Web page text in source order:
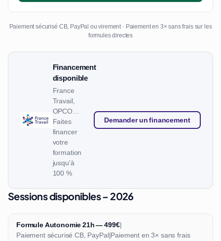
Paiement sécurisé CB, PayPal ou virement · Paiement en 3× sans frais sur les
formules directes
Financement
disponible
France
Travail,
OPCO…
Faites
financer
votre
formation
jusqu'à
100 %
Demander un financement
Sessions disponibles – 2026
Formule Autonomie 21h — 499€|
Paiement sécurisé CB, PayPal|Paiement en 3× sans frais